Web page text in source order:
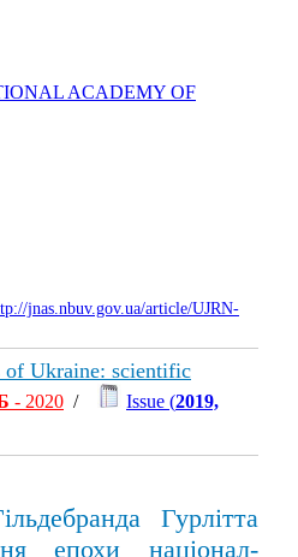
ACADEMY OF
jnas.nbuv.gov.ua/article/UJRN-
of Ukraine: scientific
- 2020 / Issue (2019,
Гурлітта
епохи націонал-